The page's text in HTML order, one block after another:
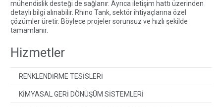
mühendislik desteği de sağlanır. Ayrıca iletişim hattı üzerinden
detaylı bilgi alınabilir. Rhino Tank, sektör ihtiyaçlarına özel
çözümler üretir. Böylece projeler sorunsuz ve hızlı şekilde
tamamlanır.
Hizmetler
RENKLENDİRME TESİSLERİ
KİMYASAL GERİ DÖNÜŞÜM SİSTEMLERİ